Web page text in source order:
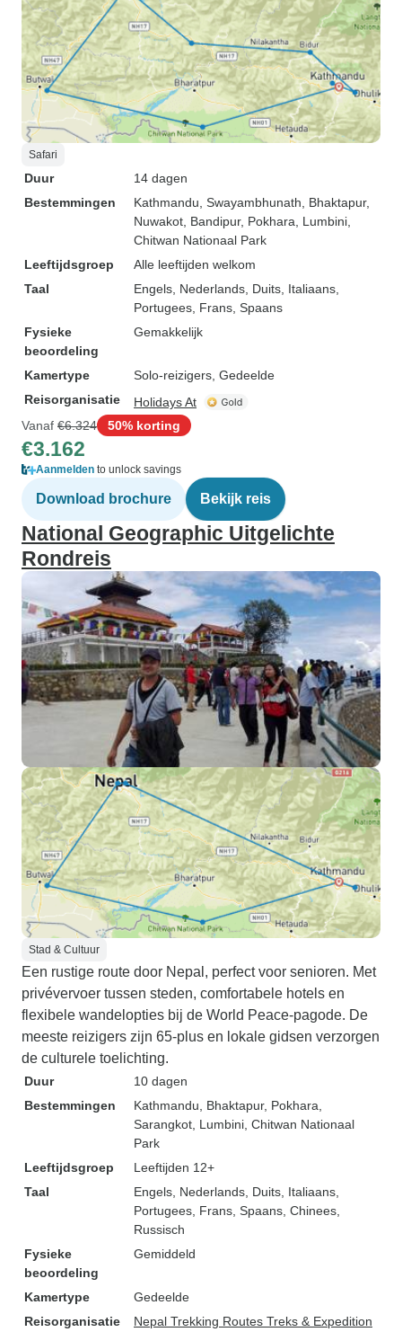
Safari
Duur
14 dagen
Bestemmingen
Kathmandu , Swayambhunath , Bhaktapur,
Nuwakot , Bandipur, Pokhara , Lumbini
Chitwan Nationaal Park
Leeftijdsgroep
Alle leeftijden welkom
Taal
Engels, Nederlands, Duits, Italiaans,
Portugees, Frans, Spaans
Fysieke
beoordeling
Gemakkelijk
Kamertype
Solo-reizigers, Gedeelde
Reisorganisatie
Holidays At
Vanaf €6.324 50% korting
€3.162
Aanmelden to unlock savings
Download brochure Bekijk reis
National Geographic Uitgelichte
Rondreis
Stad & Cultuur
Een rustige route door Nepal, perfect voor senioren. Met
privévervoer tussen steden, comfortabele hotels en
flexibele wandelopties bij de World Peace-pagode. De
meeste reizigers zijn 65-plus en lokale gidsen verzorgen
de culturele toelichting.
Duur
10 dagen
Bestemmingen
Kathmandu , Bhaktapur, Pokhara
Sarangkot , Lumbini , Chitwan Nationaal
Park
Leeftijdsgroep
Leeftijden 12+
Taal
Engels, Nederlands, Duits, Italiaans,
Portugees, Frans, Spaans, Chinees,
Russisch
Fysieke
beoordeling
Gemiddeld
Kamertype
Gedeelde
Reisorganisatie
Nepal Trekking Routes Treks & Expedition